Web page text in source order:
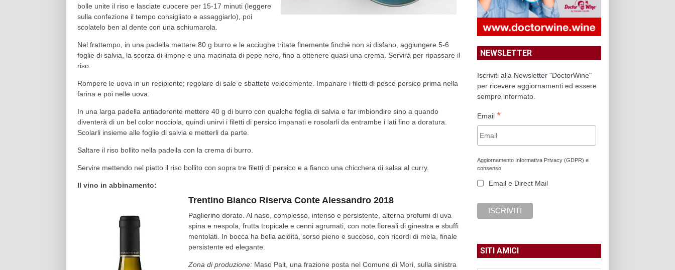
bolle unite il riso e lasciate cuocere per 15-17 minuti (leggere
sulla confezione il tempo consigliato e assaggiarlo), poi
scolatelo ben al dente con una schiumarola.
Nel frattempo, in una padella mettere 80 g burro e le acciughe tritate finemente finché non si disfano, aggiungere 5-6
foglie di salvia, la scorza di limone e una macinata di pepe nero, fino a ottenere quasi una crema. Servirà per ripassare il
riso.
Rompere le uova in un recipiente; regolare di sale e sbattete velocemente. Impanare i filetti di pesce persico prima nella
farina e poi nelle uova.
In una larga padella antiaderente mettere 40 g di burro con qualche foglia di salvia e far imbiondire sino a quando
diventerà di un bel color nocciola, quindi unirvi i filetti di persico impanati e rosolarli da entrambe i lati fino a doratura.
Scolarli insieme alle foglie di salvia e metterli da parte.
Saltare il riso bollito nella padella con la crema di burro.
Servire mettendo nel piatto il riso bollito con sopra tre filetti di persico e a fianco una chicchera di salsa al curry.
Il vino in abbinamento:
Trentino Bianco Riserva Conte Alessandro 2018
Paglierino dorato. Al naso, complesso, intenso e persistente, alterna profumi di uva
spina e nespola, frutta tropicale e cenni agrumati, con note floreali di ginestra e sbuffi
mentolati. In bocca ha bella acidità, sorso pieno e succoso, con ricordi di mela, finale
persistente ed elegante.
Zona di produzione: Maso Palt, una frazione posta nel Comune di Mori, sulla sinistra
NEWSLETTER
Iscriviti alla Newsletter "DoctorWine"
per ricevere aggiornamenti ed essere
sempre informato.
Email *
Aggiornamento Informativa Privacy (GDPR) e
consenso
Email e Direct Mail
SITI AMICI